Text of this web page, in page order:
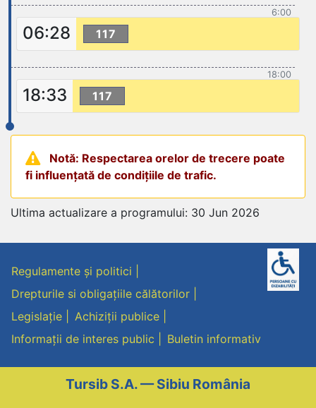
6:00
06:28 117
18:00
18:33 117
Notă: Respectarea orelor de trecere poate
fi influențată de condițiile de trafic.
Ultima actualizare a programului: 30 Jun 2026
Regulamente și politici
Drepturile si obligațiile călătorilor
Legislație
Achiziții publice
Informații de interes public
Buletin informativ
Tursib S.A. — Sibiu România